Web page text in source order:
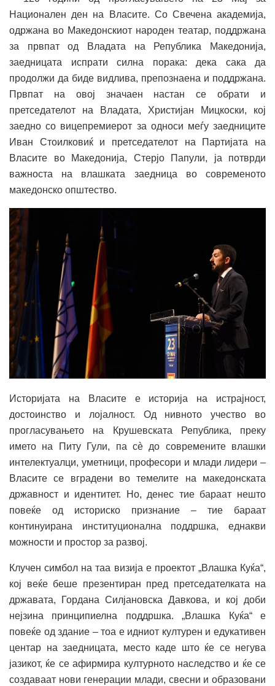
Национален ден на Власите. Со Свечена академија,
одржана во Македонскиот народен театар, поддржана
за првпат од Владата на Република Македонија,
заедницата испрати силна порака: дека сака да
продолжи да биде видлива, препознаена и поддржана.
Првпат на овој значаен настан се обрати и
претседателот на Владата, Христијан Мицкоски, кој
заедно со вицепремиерот за односи меѓу заедниците
Иван Стоилковиќ и претседателот на Партијата на
Власите во Македонија, Стерјо Папули, ја потврди
важноста на влашката заедница во современото
македонско општество.
Историјата на Власите е историја на истрајност,
достоинство и лојалност. Од нивното учество во
прогласувањето на Крушевската Република, преку
името на Питу Гули, па сè до современите влашки
интелектуалци, уметници, професори и млади лидери –
Власите се вградени во темелите на македонската
државност и идентитет. Но, денес тие бараат нешто
повеќе од историско признание – тие бараат
континуирана институционална поддршка, еднакви
можности и простор за развој.
Клучен симбол на таа визија е проектот „Влашка Куќа“,
кој веќе беше презентиран пред претседателката на
државата, Гордана Силјановска Давкова, и кој доби
нејзина принципиелна поддршка. „Влашка Куќа“ е
повеќе од здание – тоа е идниот културен и едукативен
центар на заедницата, место каде што ќе се негува
јазикот, ќе се афирмира културното наследство и ќе се
создаваат нови генерации млади, свесни и образовани